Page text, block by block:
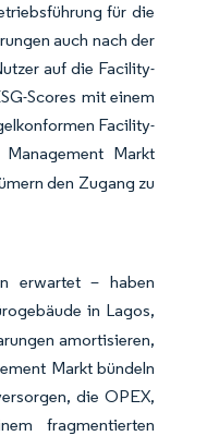
für die
auch nach der
auf die Facility-
Scores mit einem
Facility-
Markt
den Zugang zu
erwartet – haben
in Lagos,
amortisieren,
Markt bündeln
die OPEX,
fragmentierten